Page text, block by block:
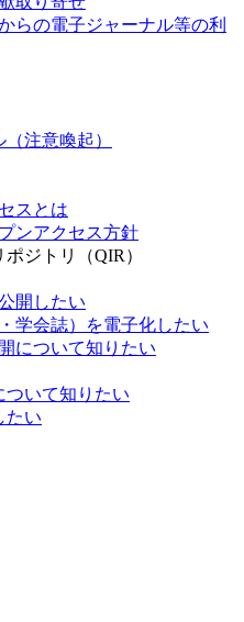
らの電子ジャーナル等の利
注意喚起）
スとは
ンアクセス方針
ジトリ（QIR）
開したい
学会誌）を電子化したい
について知りたい
ついて知りたい
たい